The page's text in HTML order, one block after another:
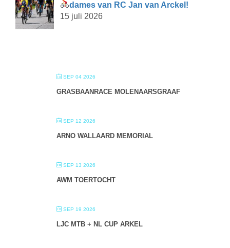
dames van RC Jan van Arckel!
15 juli 2026
SEP 04 2026
GRASBAANRACE MOLENAARSGRAAF
SEP 12 2026
ARNO WALLAARD MEMORIAL
SEP 13 2026
AWM TOERTOCHT
SEP 19 2026
LJC MTB + NL CUP ARKEL